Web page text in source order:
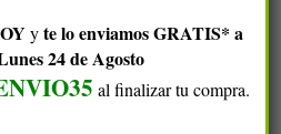
yte lo enviamos GRATIS* a
24 de Agosto
al finalizar tu compra.